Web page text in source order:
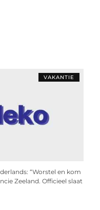
VAKANTIE
“Worstel en kom
Zeeland. Officieel slaat